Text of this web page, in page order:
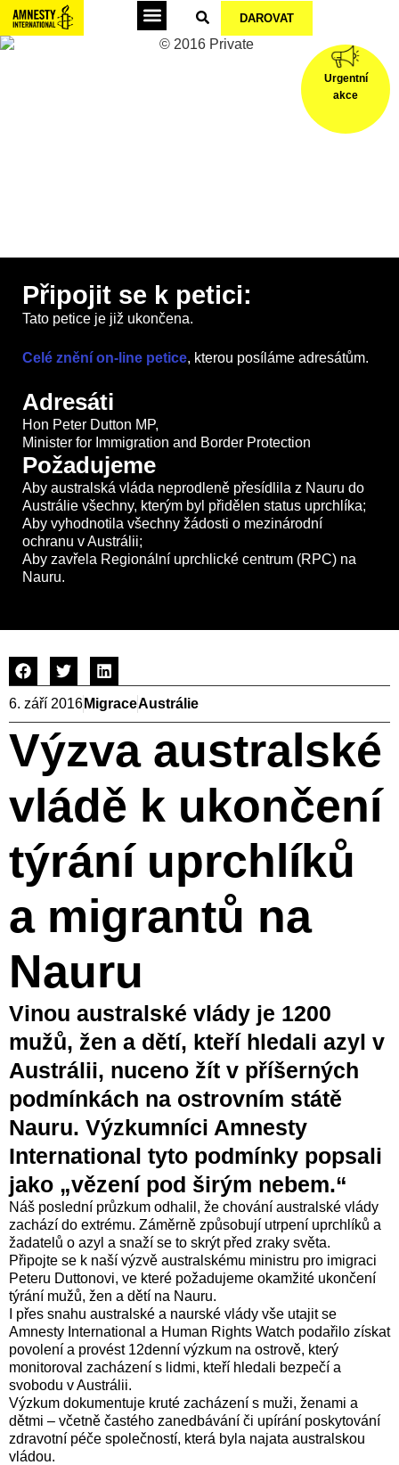
DAROVAT
Urgentní
akce
6. září 2016 MigraceAustrálie
Výzva australské
vládě k ukončení
týrání uprchlíků
a migrantů na
Nauru
Vinou australské vlády je 1200
mužů, žen a dětí, kteří hledali azyl v
Austrálii, nuceno žít v příšerných
podmínkách na ostrovním státě
Nauru. Výzkumníci Amnesty
International tyto podmínky popsali
jako „vězení pod širým nebem.“
Náš poslední průzkum odhalil, že chování australské vlády
zachází do extrému. Záměrně způsobují utrpení uprchlíků a
žadatelů o azyl a snaží se to skrýt před zraky světa.
Připojte se k naší výzvě australskému ministru pro imigraci
Peteru Duttonovi, ve které požadujeme okamžité ukončení
týrání mužů, žen a dětí na Nauru.
I přes snahu australské a naurské vlády vše utajit se
Amnesty International a Human Rights Watch podařilo získat
povolení a provést 12denní výzkum na ostrově, který
monitoroval zacházení s lidmi, kteří hledali bezpečí a
svobodu v Austrálii.
Výzkum dokumentuje kruté zacházení s muži, ženami a
dětmi – včetně častého zanedbávání či upírání poskytování
zdravotní péče společností, která byla najata australskou
vládou.
Připojit se k petici:
Tato petice je již ukončena.
Celé znění on-line petice, kterou posíláme adresátům.
Adresáti
Hon Peter Dutton MP,
Minister for Immigration and Border Protection
Požadujeme
Aby australská vláda neprodleně přesídlila z Nauru do
Austrálie všechny, kterým byl přidělen status uprchlíka;
Aby vyhodnotila všechny žádosti o mezinárodní
ochranu v Austrálii;
Aby zavřela Regionální uprchlické centrum (RPC) na
Nauru.